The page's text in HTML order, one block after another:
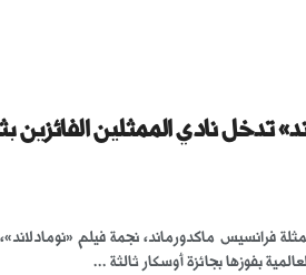
تدخل نادي الممثلين الفائزين
فرانسيس ماكدورماند، نجمة فيلم
بفوزها بجائزة أوسكار ثالثة ...